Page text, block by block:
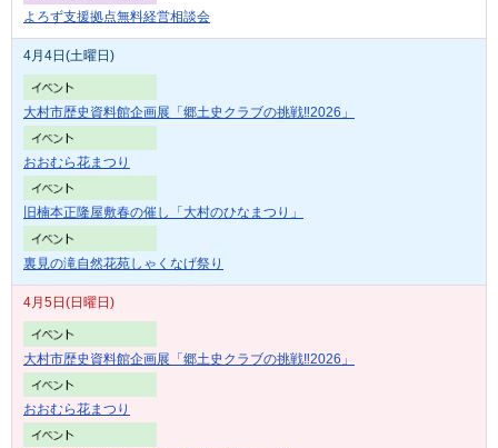
よろず支援拠点無料経営相談会
4月4日(土曜日)
大村市歴史資料館企画展「郷土史クラブの挑戦‼2026」
おおむら花まつり
旧楠本正隆屋敷春の催し「大村のひなまつり」
裏見の滝自然花苑しゃくなげ祭り
4月5日(日曜日)
大村市歴史資料館企画展「郷土史クラブの挑戦‼2026」
おおむら花まつり